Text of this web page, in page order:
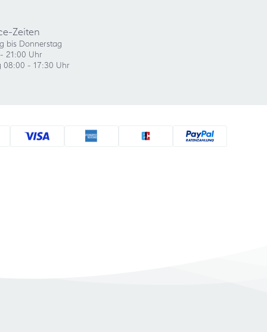
Zeiten
bis Donnerstag
21:00 Uhr
08:00 - 17:30 Uhr